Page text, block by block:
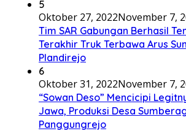
5
Oktober 27, 2022November 7,
Tim SAR Gabungan Berhasil
Terakhir Truk Terbawa Arus
Plandirejo
6
Oktober 31, 2022November 7,
“Sowan Deso” Mencicipi
Jawa, Produksi Desa
Panggungrejo